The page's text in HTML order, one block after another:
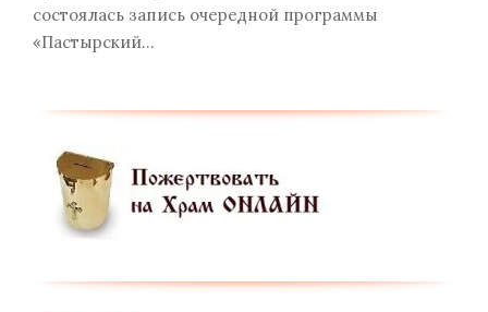
состоялась запись очередной программы
«Пастырский…